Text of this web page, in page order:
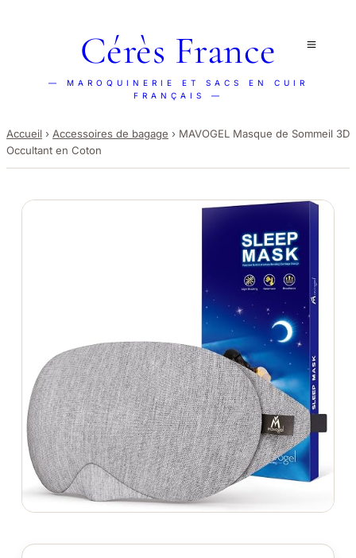
Cérès France
— MAROQUINERIE ET SACS EN CUIR
FRANÇAIS —
Accueil › Accessoires de bagage › MAVOGEL Masque de Sommeil 3D
Occultant en Coton